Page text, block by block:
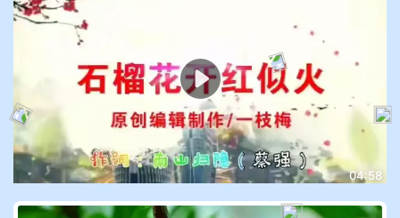
04:58